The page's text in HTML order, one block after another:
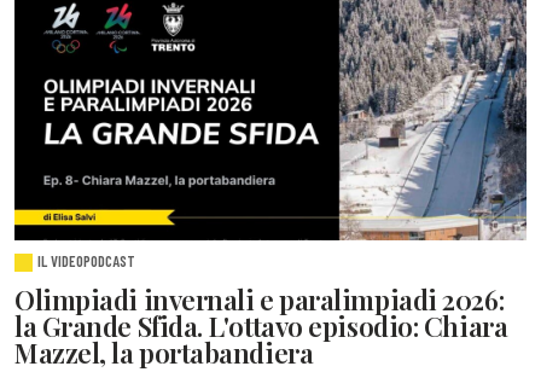
IL VIDEOPODCAST
Olimpiadi invernali e paralimpiadi 2026:
la Grande Sfida. L'ottavo episodio: Chiara
Mazzel, la portabandiera